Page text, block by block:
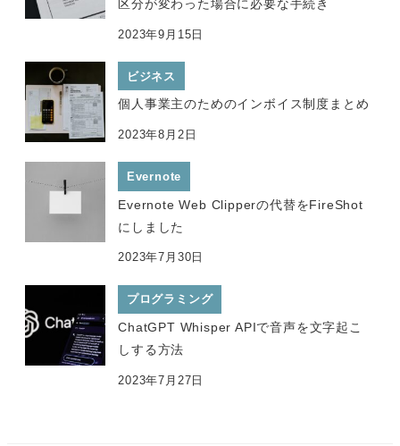
区分が変わった場合に必要な手続き
2023年9月15日
ビジネス
個人事業主のためのインボイス制度まとめ
2023年8月2日
Evernote
Evernote Web Clipperの代替をFireShot
にしました
2023年7月30日
プログラミング
ChatGPT Whisper APIで音声を文字起こ
しする方法
2023年7月27日